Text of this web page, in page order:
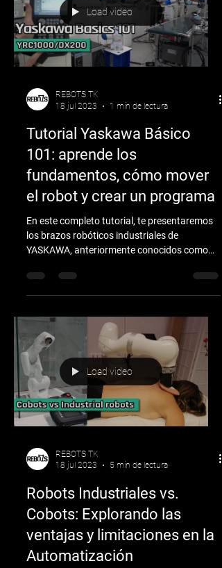
Load video
REBOTS TK
18 jul 2023
1 min de lectura
Tutorial Yaskawa Básico
101: aprende los
fundamentos, cómo mover
el robot y crear un programa
los brazos robóticos industriales de
YASKAWA, anteriormente conocidos como
Load video
REBOTS TK
18 jul 2023
5 min de lectura
Robots Industriales vs.
Cobots: Explorando las